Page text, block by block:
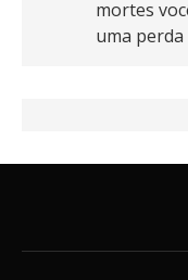
mortes
uma perda
16